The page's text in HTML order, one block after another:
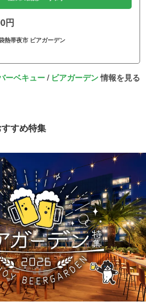
円
熱帯夜市 ビアガーデン
ーベキュー/ ビアガーデン情報を見る
すめ特集